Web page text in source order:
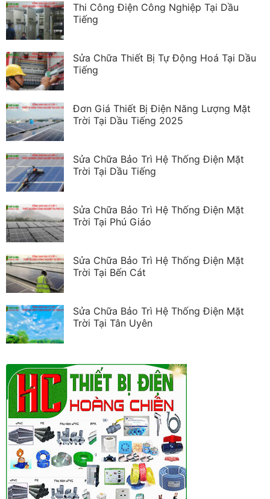
Thi Công Điện Công Nghiệp Tại Dầu
Tiếng
Sửa Chữa Thiết Bị Tự Động Hoá Tại Dầu
Tiếng
Đơn Giá Thiết Bị Điện Năng Lượng Mặt
Trời Tại Dầu Tiếng 2025
Sửa Chữa Bảo Trì Hệ Thống Điện Mặt
Trời Tại Dầu Tiếng
Sửa Chữa Bảo Trì Hệ Thống Điện Mặt
Trời Tại Phú Giáo
Sửa Chữa Bảo Trì Hệ Thống Điện Mặt
Trời Tại Bến Cát
Sửa Chữa Bảo Trì Hệ Thống Điện Mặt
Trời Tại Tân Uyên